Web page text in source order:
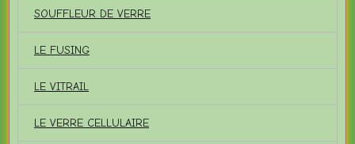
SOUFFLEUR DE VERRE
LE FUSING
LE VITRAIL
LE VERRE CELLULAIRE